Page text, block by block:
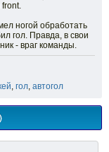
ногой обработать
гол. Правда, в свои
- враг команды.
, гол, автогол